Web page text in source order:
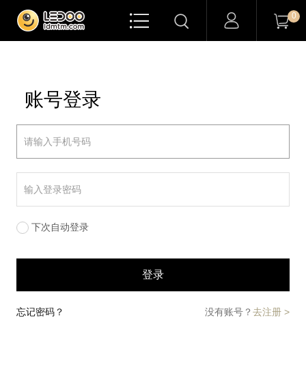
   0
账号登录
下次自动登录
登录
忘记密码？ 没有账号？ 去注册 >